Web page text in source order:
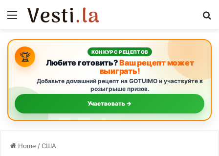
Menu
🏆 КОНКУРС РЕЦЕПТОВ
Любите готовить?Ваш рецепт может
выиграть!
Добавьте домашний рецепт на GOTUIMO и участвуйте в
розыгрыше призов.
Участвовать →
Home /США